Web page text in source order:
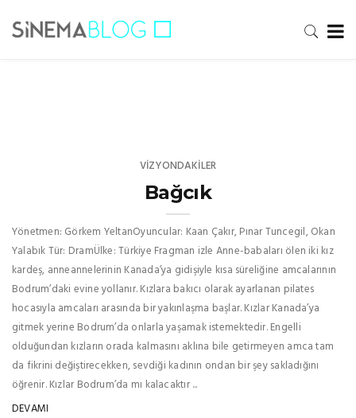
VIZYONDAKILER
Bağcık
Yönetmen: Görkem YeltanOyuncular: Kaan Çakır, Pınar Tuncegil, Okan
Yalabık Tür: DramÜlke: Türkiye Fragman izle Anne-babaları ölen iki kız
kardeş, anneannelerinin Kanada’ya gidişiyle kısa süreliğine amcalarının
Bodrum’daki evine yollanır. Kızlara bakıcı olarak ayarlanan pilates
hocasıyla amcaları arasında bir yakınlaşma başlar. Kızlar Kanada’ya
gitmek yerine Bodrum’da onlarla yaşamak istemektedir. Engelli
olduğundan kızların orada kalmasını aklına bile getirmeyen amca tam
da fikrini değiştirecekken, sevdiği kadının ondan bir şey sakladığını
öğrenir. Kızlar Bodrum’da mı kalacaktır ...
DEVAMI